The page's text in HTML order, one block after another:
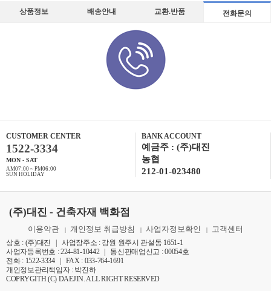
상품정보 배송안내 교환.반품 전화문의
CUSTOMER CENTER
1522-3334
MON - SAT
AM07:00 ~ PM06:00
SUN HOLIDAY
BANK ACCOUNT
예금주 : (주)대진
농협
212-01-023480
(주)대진 - 건축자재 백화점
이용약관 | 개인정보 취급방침 | 사업자정보확인 | 고객센터
상호 : (주)대진 | 사업장주소 : 강원 원주시 관설동 1651-1
사업자등록번호 : 224-81-10442 | 통신판매업신고 : 00054호
전화 : 1522-3334 | FAX : 033-764-1691
개인정보관리책임자 : 박진하
COPRYGITH (C) DAEJIN. ALL RIGHT RESERVED